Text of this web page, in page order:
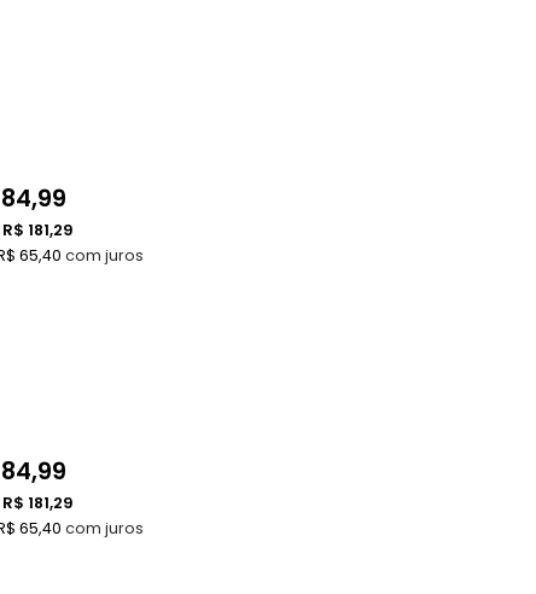
65,40 com juros
R$ 181,29
65,40 com juros
R$ 181,29